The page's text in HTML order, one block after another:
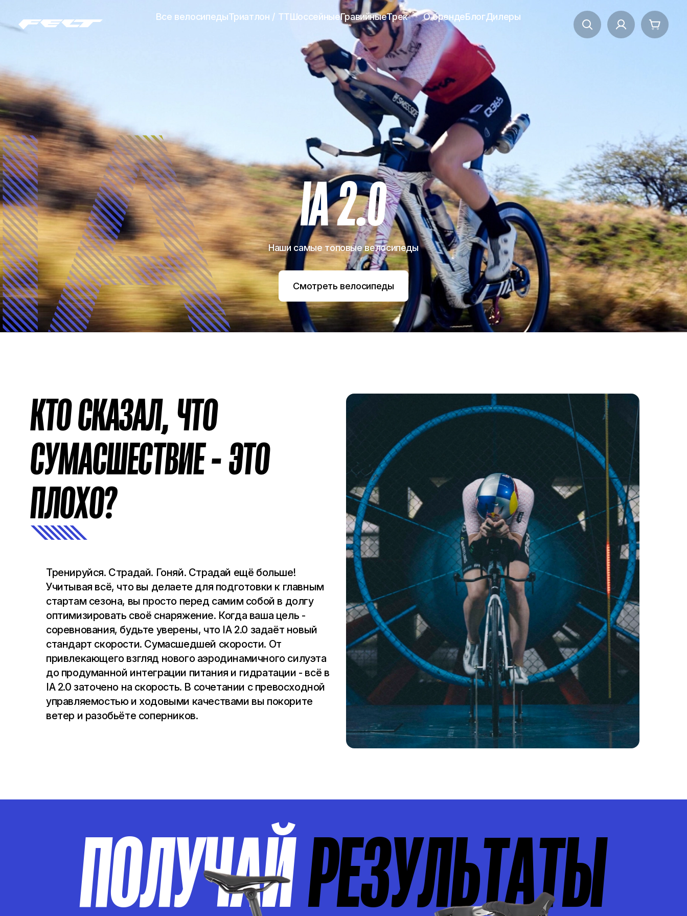
Все велосипедыТриатлон / TTШоссейныеГравийныеТрек О брендеБлогДилеры
IA 2.0
Наши самые топовые велосипеды
Смотреть велосипеды
КТО СКАЗАЛ, ЧТО
СУМАСШЕСТВИЕ - ЭТО
ПЛОХО?
Тренируйся. Страдай. Гоняй. Страдай ещё больше!
Учитывая всё, что вы делаете для подготовки к главным
стартам сезона, вы просто перед самим собой в долгу
оптимизировать своё снаряжение. Когда ваша цель -
соревнования, будьте уверены, что IA 2.0 задаёт новый
стандарт скорости. Сумасшедшей скорости. От
привлекающего взгляд нового аэродинамичного силуэта
до продуманной интеграции питания и гидратации - всё в
IA 2.0 заточено на скорость. В сочетании с превосходной
управляемостью и ходовыми качествами вы покорите
ветер и разобьёте соперников.
ПОЛУЧАЙРЕЗУЛЬТАТЫ